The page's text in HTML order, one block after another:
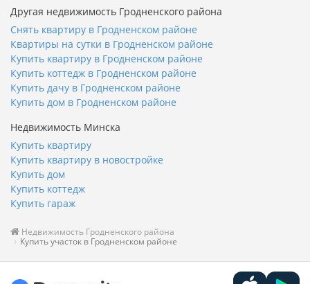
Другая недвижимость Гродненского района
Снять квартиру в Гродненском районе
Квартиры на сутки в Гродненском районе
Купить квартиру в Гродненском районе
Купить коттедж в Гродненском районе
Купить дачу в Гродненском районе
Купить дом в Гродненском районе
Недвижимость Минска
Купить квартиру
Купить квартиру в новостройке
Купить дом
Купить коттедж
Купить гараж
Недвижимость Гродненского района
Купить участок в Гродненском районе